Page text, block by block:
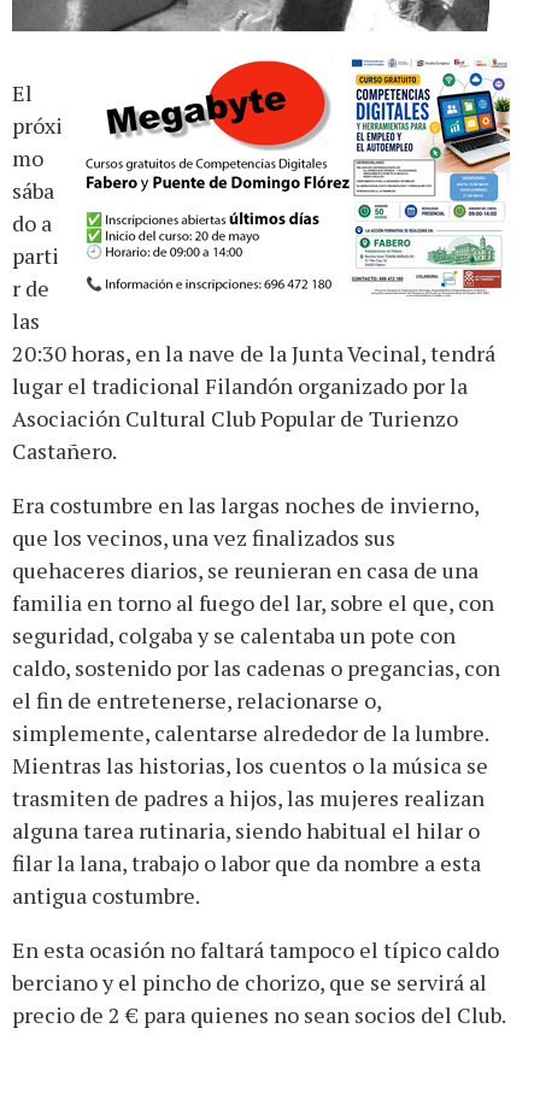
El
próxi
mo
sába
do a
parti
r de
las
20:30 horas, en la nave de la Junta Vecinal, tendrá
lugar el tradicional Filandón organizado por la
Asociación Cultural Club Popular de Turienzo
Castañero.
Era costumbre en las largas noches de invierno,
que los vecinos, una vez finalizados sus
quehaceres diarios, se reunieran en casa de una
familia en torno al fuego del lar, sobre el que, con
seguridad, colgaba y se calentaba un pote con
caldo, sostenido por las cadenas o pregancias, con
el fin de entretenerse, relacionarse o,
simplemente, calentarse alrededor de la lumbre.
Mientras las historias, los cuentos o la música se
trasmiten de padres a hijos, las mujeres realizan
alguna tarea rutinaria, siendo habitual el hilar o
filar la lana, trabajo o labor que da nombre a esta
antigua costumbre.
En esta ocasión no faltará tampoco el típico caldo
berciano y el pincho de chorizo, que se servirá al
precio de 2 € para quienes no sean socios del Club.